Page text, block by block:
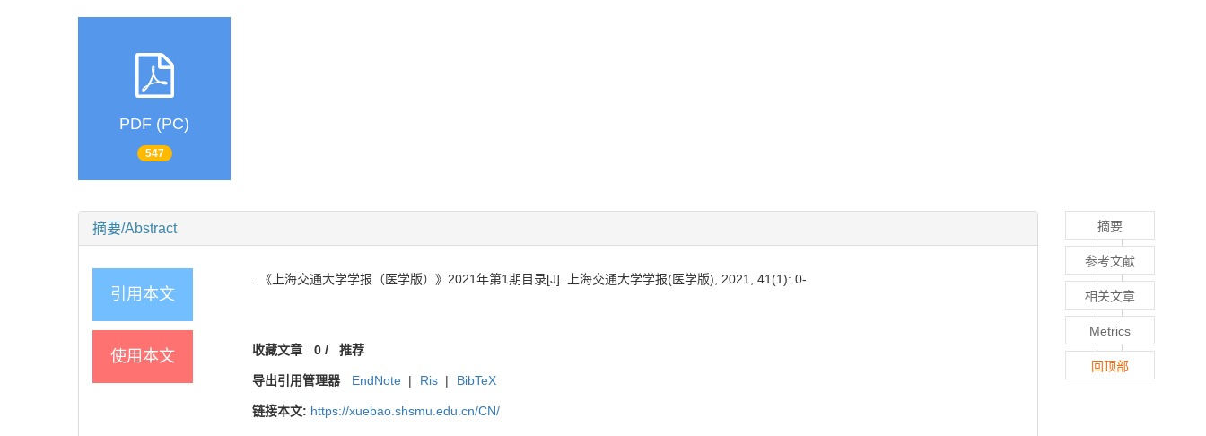
PDF (PC)
547
摘要/Abstract
引用本文
. 《上海交通大学学报（医学版）》2021年第1期目录[J]. 上海交通大学学报(医学版), 2021, 41(1): 0-.
使用本文 收藏文章 0/ 推荐
导出引用管理器 EndNote | Ris | BibTeX
链接本文: https://xuebao.shsmu.edu.cn/CN/
摘要
参考文献
相关文章
Metrics
回顶部